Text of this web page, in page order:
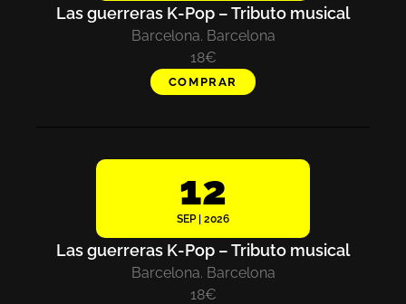
Las guerreras K-Pop – Tributo musical
Barcelona. Barcelona
18€
COMPRAR
12
SEP | 2026
Las guerreras K-Pop – Tributo musical
Barcelona. Barcelona
18€